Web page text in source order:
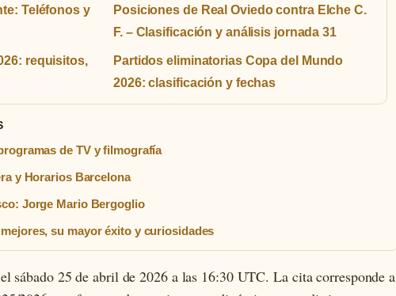
Teléfonos y
Posiciones de Real Oviedo contra Elche C.
F. – Clasificación y análisis jornada 31
requisitos,
Partidos eliminatorias Copa del Mundo
2026: clasificación y fechas
de TV y filmografía
y Horarios Barcelona
Jorge Mario Bergoglio
su mayor éxito y curiosidades
sábado 25 de abril de 2026 a las 16:30 UTC. La cita corresponde a